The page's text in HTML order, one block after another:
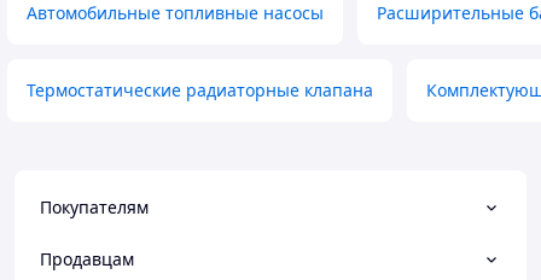
Автомобильные топливные насосы Расширительные
Термостатические радиаторные клапана
Покупателям
Продавцам